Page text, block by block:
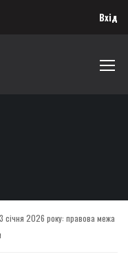
Вхід
січня 2026 року: правова межа